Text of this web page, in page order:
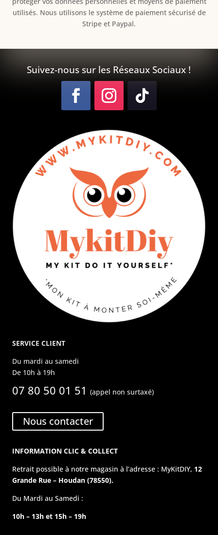
utilisés. Nous utilisons le système de paiement sécurisé de
Stripe et Paypal.
Suivez-nous sur les Réseaux Sociaux !
SERVICE CLIENT
Du mardi au samedi
De 10h à 19h
07 80 50 01 51(appel non surtaxé)
Nous contacter
INFORMATION CLIC & COLLECT
Retrait possible à notre magasin à l’adresse : MyKitDIY, 12
Grande Rue – Houdan (78550).
Du Mardi au Samedi :
10h – 13h et 15h – 19h